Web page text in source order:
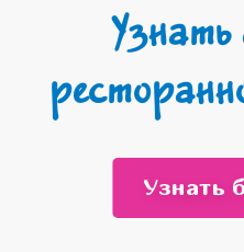
Узнать
Узнать